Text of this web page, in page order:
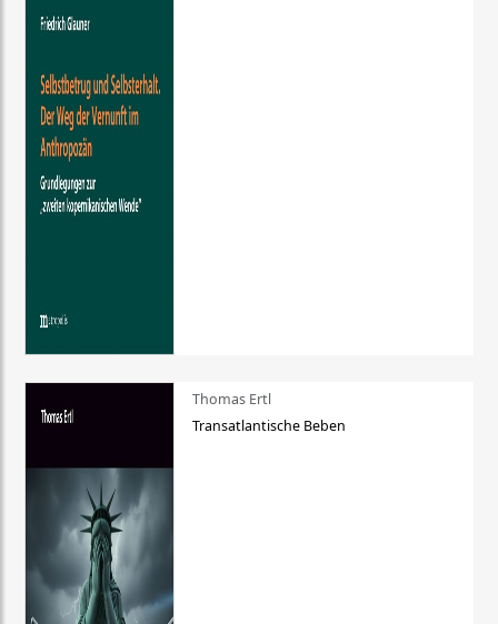
Thomas Ertl
Transatlantische Beben